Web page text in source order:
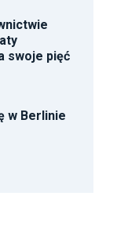
swoje pięć
w Berlinie